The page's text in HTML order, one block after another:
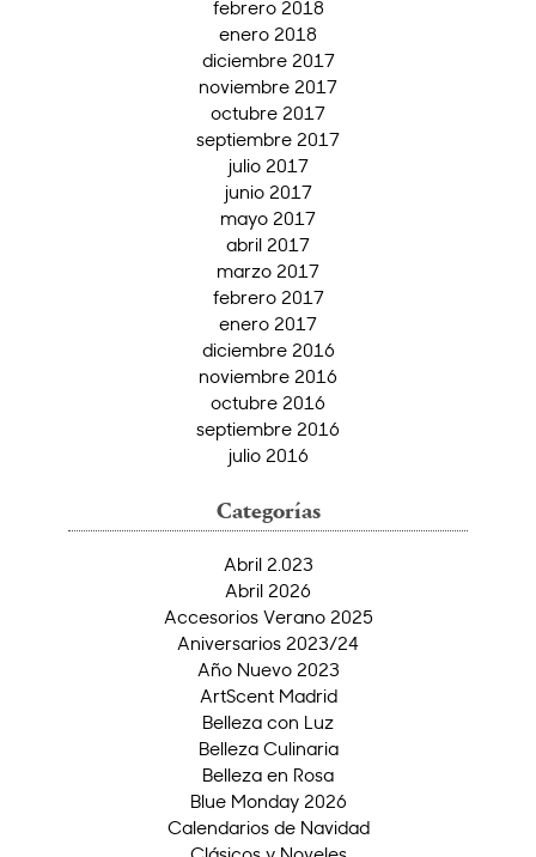
febrero 2018
enero 2018
diciembre 2017
noviembre 2017
octubre 2017
septiembre 2017
julio 2017
junio 2017
mayo 2017
abril 2017
marzo 2017
febrero 2017
enero 2017
diciembre 2016
noviembre 2016
octubre 2016
septiembre 2016
julio 2016
Categorías
Abril 2.023
Abril 2026
Accesorios Verano 2025
Aniversarios 2023/24
Año Nuevo 2023
ArtScent Madrid
Belleza con Luz
Belleza Culinaria
Belleza en Rosa
Blue Monday 2026
Calendarios de Navidad